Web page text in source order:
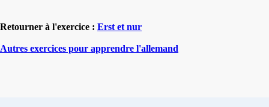
Retourner à l'exercice : Erst et nur
Autres exercices pour apprendre l'allemand